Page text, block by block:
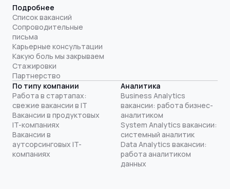
Подробнее
Список вакансий
Сопроводительные
письма
Карьерные консультации
Какую боль мы закрываем
Стажировки
Партнерство
По типу компании
Работа в стартапах:
свежие вакансии в IT
Вакансии в продуктовых
IT-компаниях
Вакансии в
аутсорсинговых IT-
компаниях
Аналитика
Business Analytics
вакансии: работа бизнес-
аналитиком
System Analytics вакансии:
системный аналитик
Data Analytics вакансии:
работа аналитиком
данных